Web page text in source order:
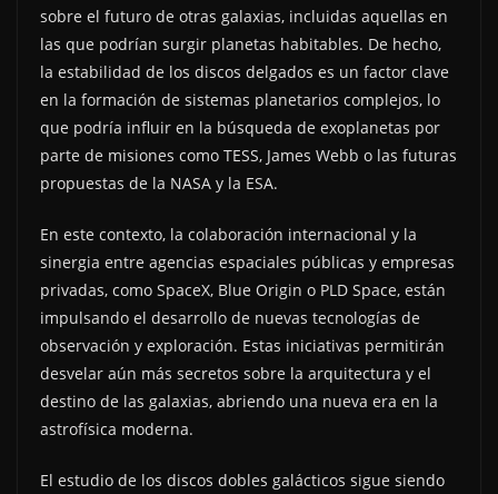
sobre el futuro de otras galaxias, incluidas aquellas en
las que podrían surgir planetas habitables. De hecho,
la estabilidad de los discos delgados es un factor clave
en la formación de sistemas planetarios complejos, lo
que podría influir en la búsqueda de exoplanetas por
parte de misiones como TESS, James Webb o las futuras
propuestas de la NASA y la ESA.
En este contexto, la colaboración internacional y la
sinergia entre agencias espaciales públicas y empresas
privadas, como SpaceX, Blue Origin o PLD Space, están
impulsando el desarrollo de nuevas tecnologías de
observación y exploración. Estas iniciativas permitirán
desvelar aún más secretos sobre la arquitectura y el
destino de las galaxias, abriendo una nueva era en la
astrofísica moderna.
El estudio de los discos dobles galácticos sigue siendo